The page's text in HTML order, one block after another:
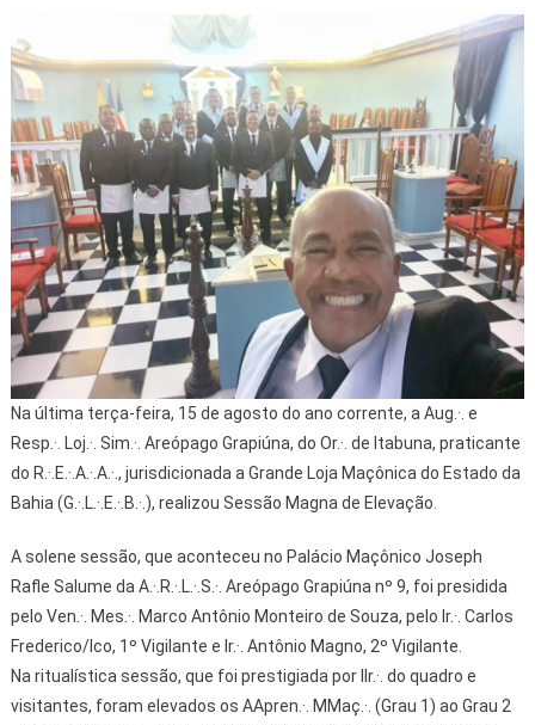
Na última terça-feira, 15 de agosto do ano corrente, a Aug.·. e
Resp.·. Loj.·. Sim.·. Areópago Grapiúna, do Or.·. de Itabuna, praticante
do R.·.E.·.A.·.A.·., jurisdicionada a Grande Loja Maçônica do Estado da
Bahia (G.·.L.·.E.·.B.·.), realizou Sessão Magna de Elevação.
A solene sessão, que aconteceu no Palácio Maçônico Joseph
Rafle Salume da A.·.R.·.L.·.S.·. Areópago Grapiúna nº 9, foi presidida
pelo Ven.·. Mes.·. Marco Antônio Monteiro de Souza, pelo Ir.·. Carlos
Frederico/Ico, 1º Vigilante e Ir.·. Antônio Magno, 2º Vigilante.
Na ritualística sessão, que foi prestigiada por IIr.·. do quadro e
visitantes, foram elevados os AApren.·. MMaç.·. (Grau 1) ao Grau 2